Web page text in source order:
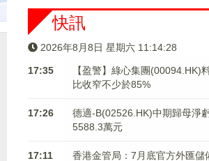
快訊
2026年8月8日 星期六 11:14:28
17:35
【盈警】綠心集團(00094.HK)
比收窄不少於85%
17:26
德適-B(02526.HK)中期歸母淨
5588.3萬元
17:11
香港金管局：7月底官方外匯儲